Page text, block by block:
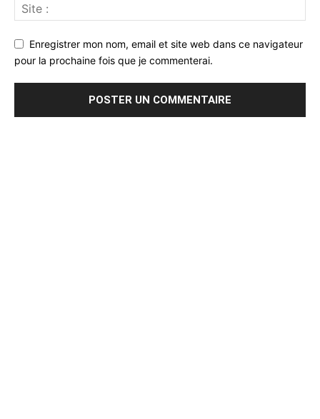
Enregistrer mon nom, email et site web dans ce navigateur
pour la prochaine fois que je commenterai.